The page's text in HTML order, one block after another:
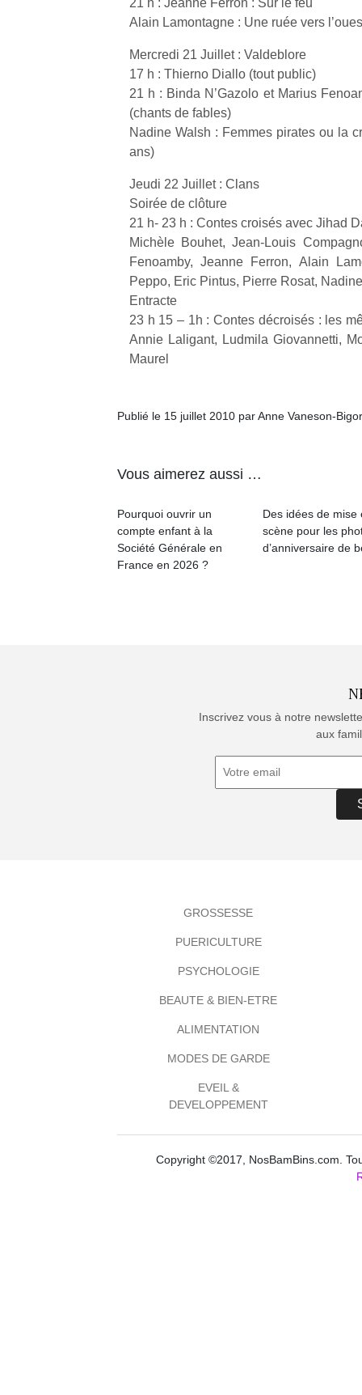
Alain Lamontagne : Une ruée vers
Mercredi 21 Juillet : Valdeblore
17 h : Thierno Diallo (tout public)
21 h : Binda N’Gazolo et Marius
(chants de fables)
Nadine Walsh : Femmes pirates ou la
ans)
Jeudi 22 Juillet : Clans
Soirée de clôture
21 h- 23 h : Contes croisés avec Jihad
Michèle Bouhet, Jean-Louis
Fenoamby, Jeanne Ferron, Alain
Peppo, Eric Pintus, Pierre Rosat,
Entracte
23 h 15 – 1h : Contes décroisés : les
Annie Laligant, Ludmila Giovannetti,
Maurel
Publié le 15 juillet 2010 par Anne Vaneson-
Vous aimerez aussi …
Pourquoi ouvrir un
compte enfant à la
Société Générale en
France en 2026 ?
Des idées de mise
scène pour les
d’anniversaire de
Inscrivez vous à notre
aux
GROSSESSE
PUERICULTURE
PSYCHOLOGIE
BEAUTE & BIEN-ETRE
ALIMENTATION
MODES DE GARDE
EVEIL &
DEVELOPPEMENT
Copyright ©2017, NosBamBins.com.